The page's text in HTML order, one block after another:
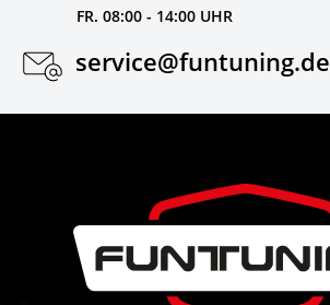
FR. 08:00 - 14:00 UHR
service@funtuning.de